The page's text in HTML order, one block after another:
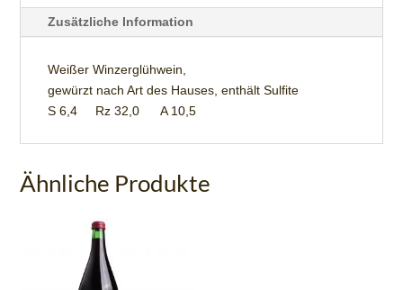
Zusätzliche Information
Weißer Winzerglühwein,
gewürzt nach Art des Hauses, enthält Sulfite
S 6,4 Rz 32,0 A 10,5
Ähnliche Produkte